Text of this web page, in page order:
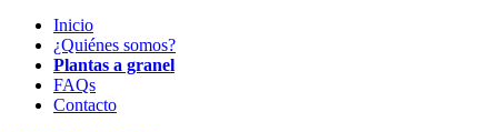
Inicio
¿Quiénes somos?
Plantas a granel
FAQs
Contacto